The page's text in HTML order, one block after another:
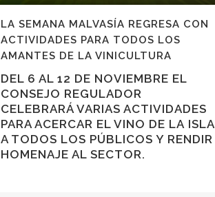
LA SEMANA MALVASÍA REGRESA CON
ACTIVIDADES PARA TODOS LOS
AMANTES DE LA VINICULTURA
DEL 6 AL 12 DE NOVIEMBRE EL
CONSEJO REGULADOR
CELEBRARÁ VARIAS ACTIVIDADES
PARA ACERCAR EL VINO DE LA ISLA
A TODOS LOS PÚBLICOS Y RENDIR
HOMENAJE AL SECTOR.